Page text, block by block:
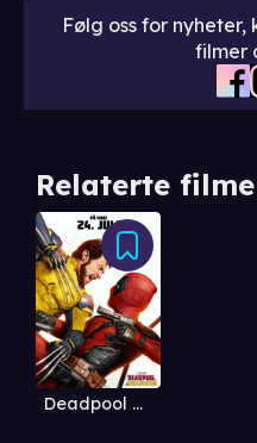
Følg oss for
filmer
Relaterte
Deadpool & Wolverine